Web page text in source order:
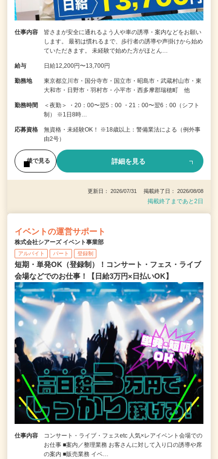
仕事内容
皆さまが安全に通れるよう人や車の誘導・案内などをお願い
します。 最初は慣れるまで、歩行者の誘導や声掛けから始め
ていただきます。 未経験で始めた方がほとん…
給与 日給12,200円〜13,700円
勤務地
東京都立川市・国分寺市・国立市・昭島市・武蔵村山市・東
大和市・日野市・羽村市・小平市・西多摩郡瑞穂町 他
勤務時間
＜夜勤＞ ・20：00〜翌5：00 ・21：00〜翌6：00（シフト
制） ※1日8時…
応募資格
無資格・未経験OK！ ※18歳以上：警備業法による（例外事
由2号）
後で見る 詳細を見る
更新日： 2026/07/31 掲載終了日： 2026/08/08
掲載終了まであと2日
イベントの運営サポート
株式会社シアーズ イベント事業部
アルバイト パート 登録制
短期・単発OK（登録制）！コンサート・フェス・ライブ
会場などでのお仕事！【日給3万円×日払いOK】
仕事内容
コンサート・ライブ・フェスetc 人気×レアイベント会場での
お仕事 ■案内／整理業務 お客さんに対して入り口の誘導や席
の案内 ■販売業務 イベ…